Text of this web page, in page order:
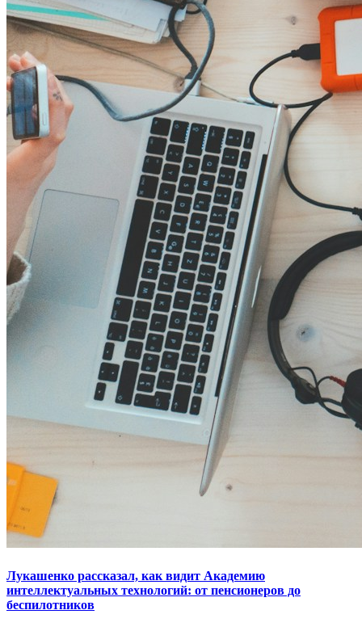
Лукашенко рассказал, как видит Академию
интеллектуальных технологий: от пенсионеров до
беспилотников